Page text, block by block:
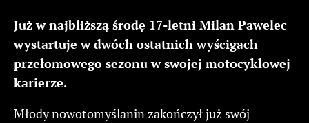
Już w najbliższą środę 17-letni Milan Pawelec
wystartuje w dwóch ostatnich wyścigach
przełomowego sezonu w swojej motocyklowej
karierze.
Młody nowotomyślanin zakończył już swój